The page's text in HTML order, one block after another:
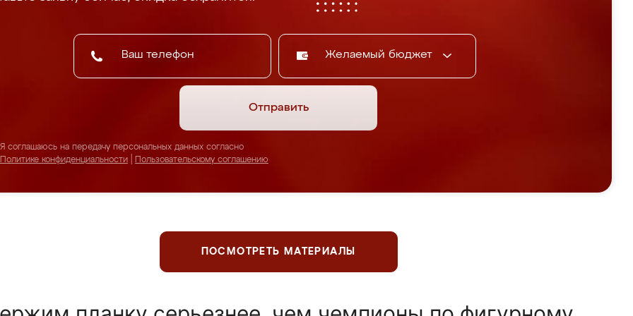
Желаемый бюджет
Отправить
Я соглашаюсь на передачу персональных данных согласно
Политике конфиденциальности
Пользовательскому соглашению
ПОСМОТРЕТЬ МАТЕРИАЛЫ